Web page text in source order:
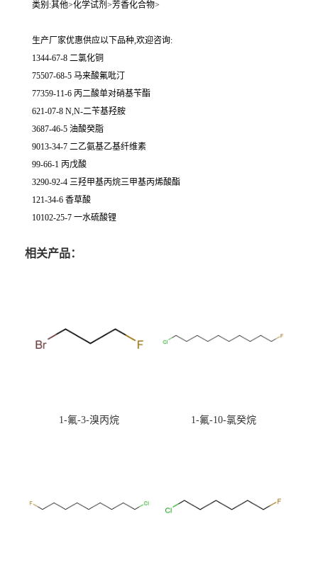
类别:其他>化学试剂>芳香化合物>
生产厂家优惠供应以下品种,欢迎咨询:
1344-67-8 二氯化铜
75507-68-5 马来酸氟吡汀
77359-11-6 丙二酸单对硝基苄酯
621-07-8 N,N-二苄基羟胺
3687-46-5 油酸癸脂
9013-34-7 二乙氨基乙基纤维素
99-66-1 丙戊酸
3290-92-4 三羟甲基丙烷三甲基丙烯酸酯
121-34-6 香草酸
10102-25-7 一水硫酸锂
相关产品：
1-氟-3-溴丙烷 1-氟-10-氯癸烷